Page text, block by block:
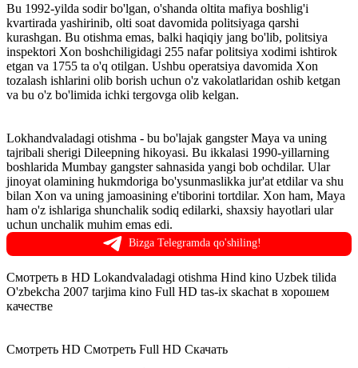
Bu 1992-yilda sodir bo'lgan, o'shanda oltita mafiya boshlig'i
kvartirada yashirinib, olti soat davomida politsiyaga qarshi
kurashgan. Bu otishma emas, balki haqiqiy jang bo'lib, politsiya
inspektori Xon boshchiligidagi 255 nafar politsiya xodimi ishtirok
etgan va 1755 ta o'q otilgan. Ushbu operatsiya davomida Xon
tozalash ishlarini olib borish uchun o'z vakolatlaridan oshib ketgan
va bu o'z bo'limida ichki tergovga olib kelgan.
Lokhandvaladagi otishma - bu bo'lajak gangster Maya va uning
tajribali sherigi Dileepning hikoyasi. Bu ikkalasi 1990-yillarning
boshlarida Mumbay gangster sahnasida yangi bob ochdilar. Ular
jinoyat olamining hukmdoriga bo'ysunmaslikka jur'at etdilar va shu
bilan Xon va uning jamoasining e'tiborini tortdilar. Xon ham, Maya
ham o'z ishlariga shunchalik sodiq edilarki, shaxsiy hayotlari ular
uchun unchalik muhim emas edi.
Bizga Telegramda qo'shiling!
Смотреть в HD Lokandvaladagi otishma Hind kino Uzbek tilida
O'zbekcha 2007 tarjima kino Full HD tas-ix skachat в хорошем
качестве
Смотреть HD Смотреть Full HD Скачать